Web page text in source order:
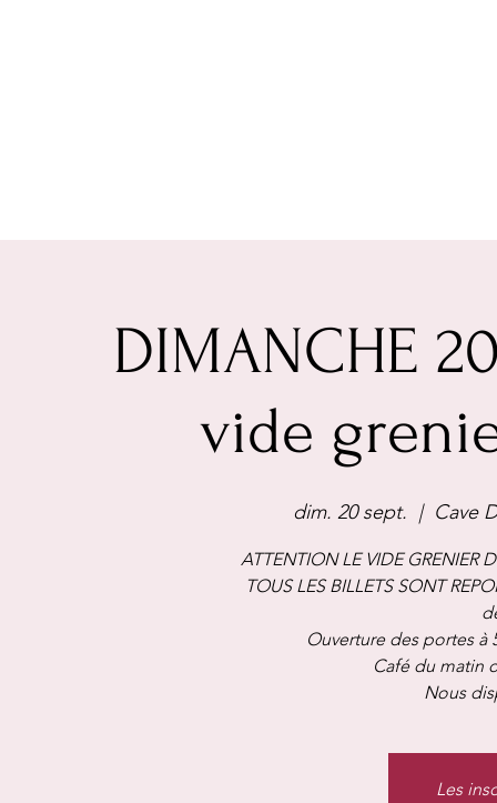
DIMANCHE
vide
dim. 20 sept.
  |
Cave
ATTENTION LE VIDE GRENIER
TOUS LES BILLETS SONT
Ouverture des portes à
Café du matin
Nous
Les